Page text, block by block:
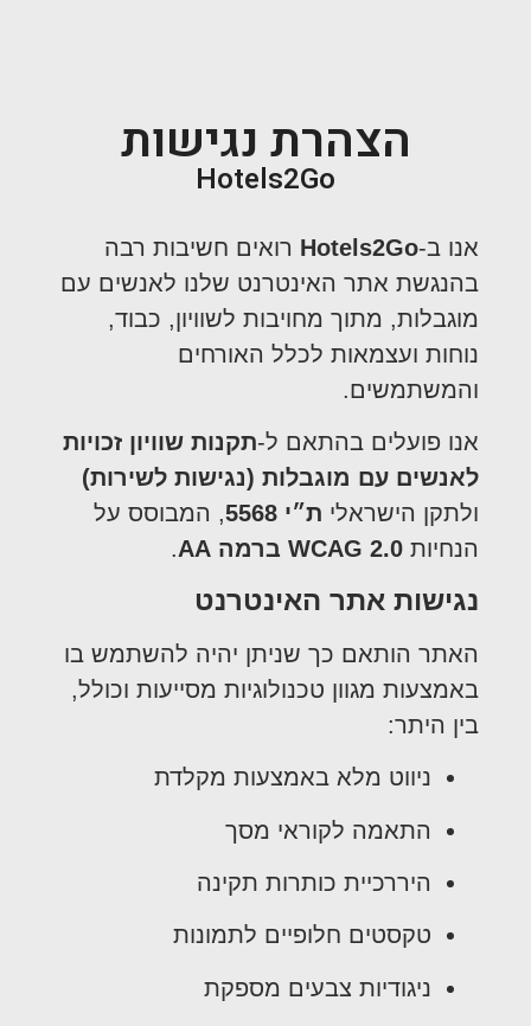
הצהרת נגישות
Hotels2Go
אנו ב-Hotels2Go רואים חשיבות רבה
בהנגשת אתר האינטרנט שלנו לאנשים עם
מוגבלות, מתוך מחויבות לשוויון, כבוד,
נוחות ועצמאות לכלל האורחים
והמשתמשים.
אנו פועלים בהתאם ל-תקנות שוויון זכויות
לאנשים עם מוגבלות (נגישות לשירות)
ולתקן הישראלי ת״י 5568
, המבוסס על
הנחיות WCAG 2.0 ברמה AA .
נגישות אתר האינטרנט
האתר הותאם כך שניתן יהיה להשתמש בו
באמצעות מגוון טכנולוגיות מסייעות וכולל,
בין היתר:
ניווט מלא באמצעות מקלדת
התאמה לקוראי מסך
היררכיית כותרות תקינה
טקסטים חלופיים לתמונות
ניגודיות צבעים מספקת